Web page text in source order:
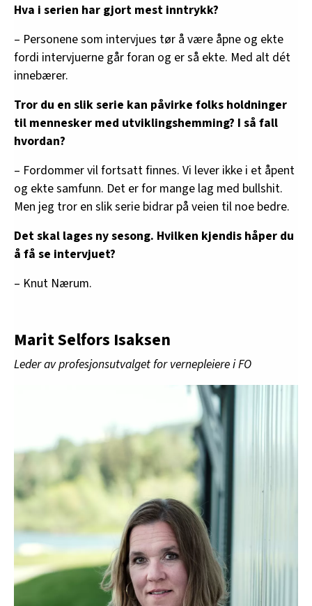
Hva i serien har gjort mest inntrykk?
– Personene som intervjues tør å være åpne og ekte
fordi intervjuerne går foran og er så ekte. Med alt dét
innebærer.
Tror du en slik serie kan påvirke folks holdninger
til mennesker med utviklingshemming? I så fall
hvordan?
– Fordommer vil fortsatt finnes. Vi lever ikke i et åpent
og ekte samfunn. Det er for mange lag med bullshit.
Men jeg tror en slik serie bidrar på veien til noe bedre.
Det skal lages ny sesong. Hvilken kjendis håper du
å få se intervjuet?
– Knut Nærum.
Marit Selfors Isaksen
Leder av profesjonsutvalget for vernepleiere i FO